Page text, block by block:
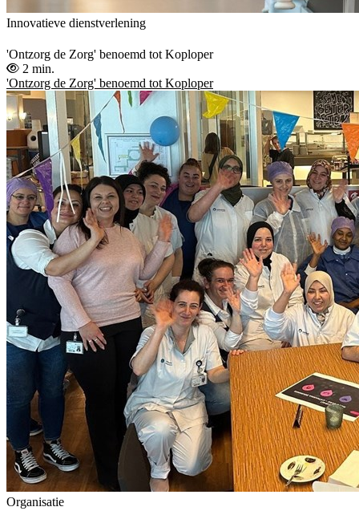
Innovatieve dienstverlening
'Ontzorg de Zorg' benoemd tot Koploper
2 min.
'Ontzorg de Zorg' benoemd tot Koploper
Organisatie